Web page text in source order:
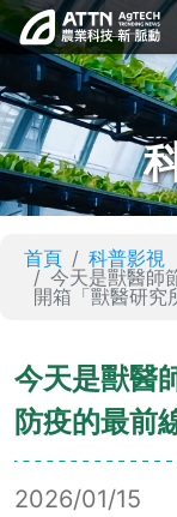
首頁
科普影視
今天是獸醫師
開箱「獸醫研究
今天是獸醫
防疫的最前
2026/01/15